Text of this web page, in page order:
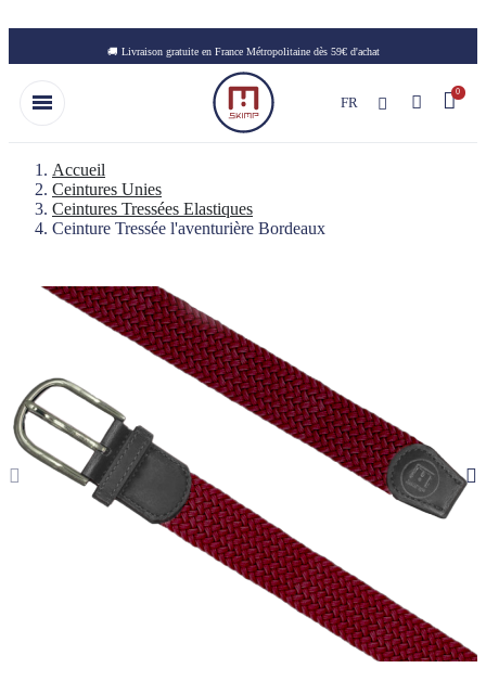
🚚 Livraison gratuite en France Métropolitaine dès 59€ d'achat
FR
Accueil
Ceintures Unies
Ceintures Tressées Elastiques
Ceinture Tressée l'aventurière Bordeaux